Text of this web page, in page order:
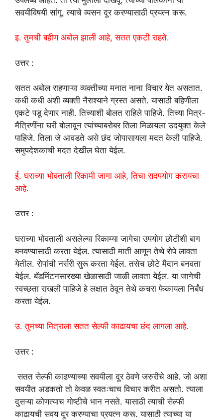
सवयीविषयी सांगू. त्याचे व्यसन दूर करण्यासाठी प्रयत्न करू.
इ. तुमची बहीण अबोल झाली आहे, सतत एकटी राहते.
उत्तर :
सतत अबोल राहणाऱ्या व्यक्तीच्या मनात नाना विचार येत असतात.
कधी कधी अशी व्यक्ती नैराश्याने ग्रस्त असते. यासाठी बहिणीला
एकटे पडू देणार नाही. तिच्याशी बोलत राहिले पाहिजे. तिच्या मित्र-
मैत्रिणींना घरी बोलावून त्यांच्याबरोबर तिला मिळायला उदयुक्त केले
पाहिजे. तिला जे आवडते असे छंद जोपासायला मदत केली पाहिजे.
समुपदेशकाची मदत देखील घेता येईल.
ई. घराच्या भोवताली रिकामी जागा आहे, तिचा सदपयोग करायचा
आहे.
उत्तर :
घराच्या भोवताली असलेल्या रिकाम्या जागेचा उपयोग छोटीशी बाग
बनवण्यासाठी करता येईल. त्यासाठी माती आणून तेथे रोपे लावता
येतील. रोपांची नर्सरी सुरू करता येईल. तसेच छोटे मैदान बनवता
येईल. बॅडमिंटनसारख्या खेळासाठी जाळी लावता येईल. या जागेची
स्वच्छता राखली पाहिजे हे लक्षात ठेवून तेथे कचरा फेकायला निर्बंध
करता येईल.
उ. तुमच्या मित्राला सतत सेल्फी काढायचा छंद लागला आहे.
उत्तर :
सतत सेल्फी काढण्याच्या सवयीला दूर ठेवणे जरुरीचे आहे. जो अशा
सवयीत अडकतो तो केवळ स्वतःचाच विचार करीत असतो. त्याला
दुसऱ्या कोणत्याच गोष्टीचे भान नसते. यासाठी त्याची सेल्फी
काढायची सवय दूर करण्याचा प्रयत्न करू. यासाठी त्याच्या या